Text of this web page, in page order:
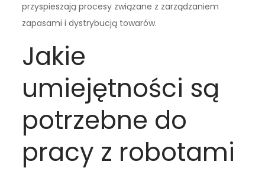
przyspieszają procesy związane z zarządzaniem
zapasami i dystrybucją towarów.
Jakie
umiejętności są
potrzebne do
pracy z robotami